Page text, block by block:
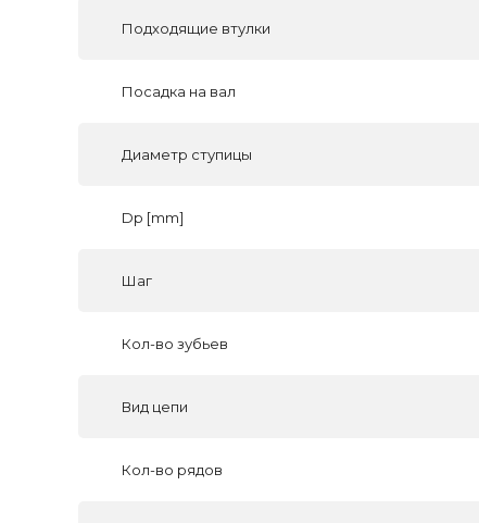
Подходящие втулки
Посадка на вал
Диаметр ступицы
Dp [mm]
Шаг
Кол-во зубьев
Вид цепи
Кол-во рядов